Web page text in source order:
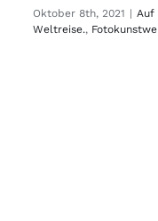
Oktober 8th, 2021 | Auf
Weltreise.,